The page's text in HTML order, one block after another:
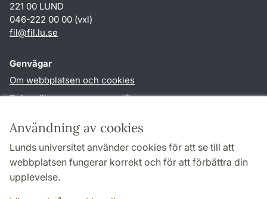
Användning av cookies
Lunds universitet använder cookies för att se till att
webbplatsen fungerar korrekt och för att förbättra din
upplevelse.
221 00 LUND
046-222 00 00 (vxl)
fil@fil.lu.se
Genvägar
Om webbplatsen och cookies
Behandling av personuppgifter
TYPO3-login
Följ oss i sociala medier